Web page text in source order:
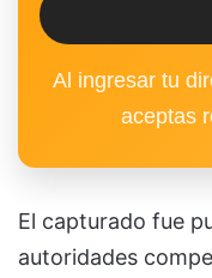
Al ingresar tu
aceptas
El capturado fue
autoridades